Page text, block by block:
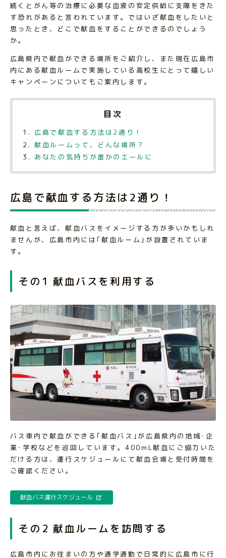
続くとがん等の治療に必要な血液の安定供給に支障をきた
す恐れがあると言われています。ではいざ献血をしたいと
思ったとき、どこで献血をすることができるのでしょう
か。
広島県内で献血ができる場所をご紹介し、また現在広島市
内にある献血ルームで実施している高校生にとって嬉しい
キャンペーンについてもご案内します。
目次
広島で献血する方法は2通り！
献血ルームって、どんな場所？
あなたの気持ちが誰かのエールに
広島で献血する方法は2通り！
献血と言えば、献血バスをイメージする方が多いかもしれ
ませんが、広島市内には｢献血ルーム｣が設置されていま
す。
その1 献血バスを利用する
バス車内で献血ができる｢献血バス｣が広島県内の地域･企
業･学校などを巡回しています。400mL献血にご協力いた
だける方は、運行スケジュールにて献血会場と受付時間を
ご確認ください。
献血バス運行スケジュール
その2 献血ルームを訪問する
広島市内にお住まいの方や通学通勤で日常的に広島市に行